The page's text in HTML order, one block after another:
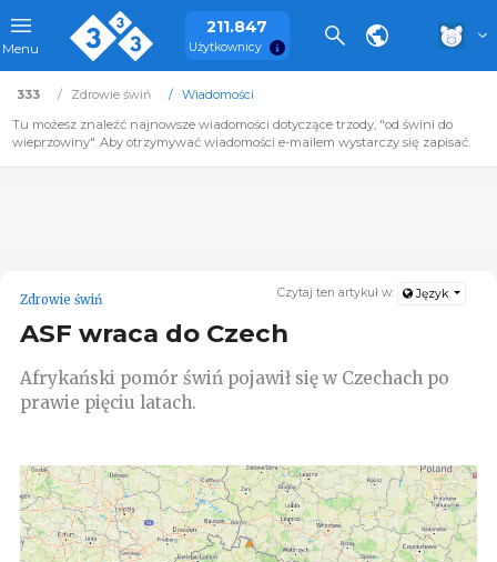
Menu
211.847
Użytkownicy
333 Zdrowie świń
Wiadomości
Tu możesz znaleźć najnowsze wiadomości dotyczące trzody, "od świni do
wieprzowiny". Aby otrzymywać wiadomości e-mailem wystarczy się zapisać.
Czytaj ten artykuł w: Język
Zdrowie świń
ASF wraca do Czech
Afrykański pomór świń pojawił się w Czechach po
prawie pięciu latach.